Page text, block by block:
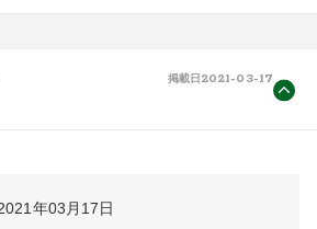
掲載日 2021-03-17
年03月17日